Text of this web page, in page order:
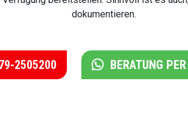
dokumentieren.
2505200 BERATUNG